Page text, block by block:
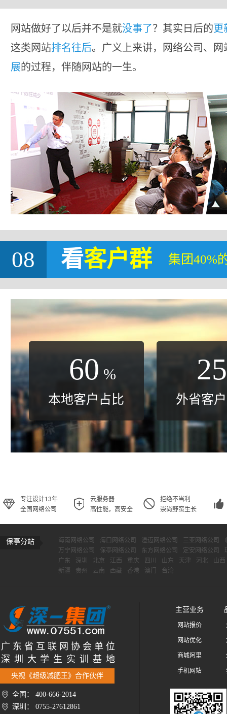
网站做好了以后并不是就没事了？其实日后的更
这类网站排名往后。广义上来讲，网络公司、
展的过程，伴随网站的一生。
08 看客户群 集团40%
60 %
本地客户占比
25
外省客
专注设计13年
全国网络公司
云服务器
高性能，高安全
拒绝不当利
崇尚野蛮生长
保亭分站 海南网络公司 海口网络公司 澄迈网络公司 三亚网络公司
万宁网络公司
保亭网络公司 东方网络公司 定安网络公司
广东
深圳 北京 江西 重庆 四川 山东 天津 河北
山西
新疆
贵州 云南 西藏 香港 澳门 台湾
广 东 省 互 联 网 协 会 单 位
深 圳 大 学 生 实 训 基 地
央视《超级减肥王》合作伙伴
全国： 400-666-2014
深圳： 0755-27612861
主营业务
网站报价
网站优化
商城阿里
手机网站